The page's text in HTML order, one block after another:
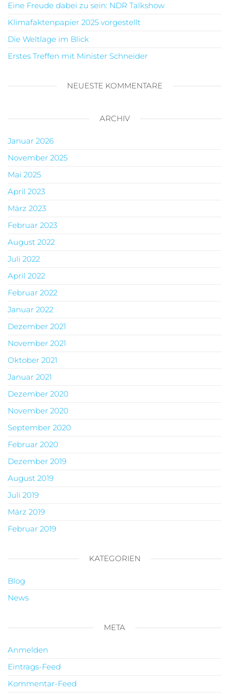
Eine Freude dabei zu sein: NDR Talkshow
Klimafaktenpapier 2025 vorgestellt
Die Weltlage im Blick
Erstes Treffen mit Minister Schneider
NEUESTE KOMMENTARE
ARCHIV
Januar 2026
November 2025
Mai 2025
April 2023
März 2023
Februar 2023
August 2022
Juli 2022
April 2022
Februar 2022
Januar 2022
Dezember 2021
November 2021
Oktober 2021
Januar 2021
Dezember 2020
November 2020
September 2020
Februar 2020
Dezember 2019
August 2019
Juli 2019
März 2019
Februar 2019
KATEGORIEN
Blog
News
META
Anmelden
Eintrags-Feed
Kommentar-Feed